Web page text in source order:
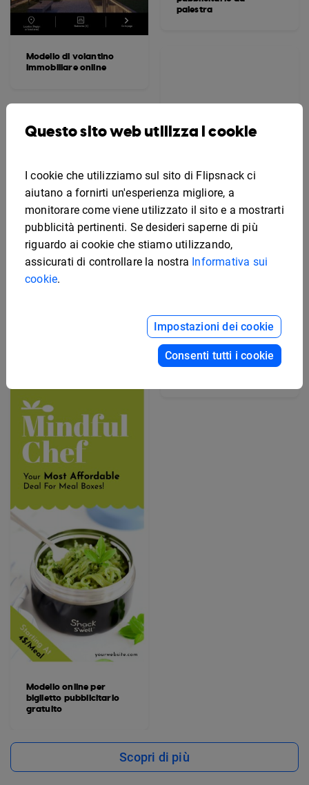
Modello di volantino
immobiliare online
Modello online per
biglietto pubblicitario
gratuito
palestra
Modello grafico gratuito
per biglietto
Scopri di più
Questo sito web utilizza i cookie
I cookie che utilizziamo sul sito di Flipsnack ci
aiutano a fornirti un'esperienza migliore, a
monitorare come viene utilizzato il sito e a mostrarti
pubblicità pertinenti. Se desideri saperne di più
riguardo ai cookie che stiamo utilizzando,
assicurati di controllare la nostra Informativa sui
cookie.
Impostazioni dei cookie
Consenti tutti i cookie